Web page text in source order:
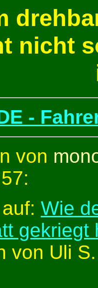
nicht
-
von
Wie
gekriegt
von Uli